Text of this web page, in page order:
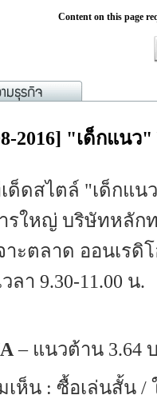
Content on this page
2016] "เด็กแน
ด็ดสไตล์ "เด็กแน
รใหญ่ บริษัทหลัก
าะตลาด ออนเรดิ
ลา 9.30-11.00 น.
– แนวต้าน 3.64
เห็น : ซื้อเล่นสั้น /